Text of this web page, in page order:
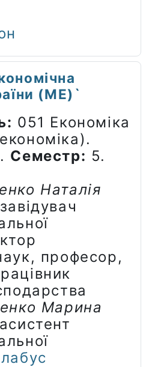
(МЕ)`
051 Економіка
Семестр: 5.
Наталія
професор,
Марина